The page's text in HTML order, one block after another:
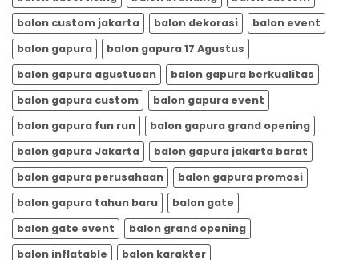
balon custom jakarta
balon dekorasi
balon event
balon gapura
balon gapura 17 Agustus
balon gapura agustusan
balon gapura berkualitas
balon gapura custom
balon gapura event
balon gapura fun run
balon gapura grand opening
balon gapura Jakarta
balon gapura jakarta barat
balon gapura perusahaan
balon gapura promosi
balon gapura tahun baru
balon gate
balon gate event
balon grand opening
balon inflatable
balon karakter